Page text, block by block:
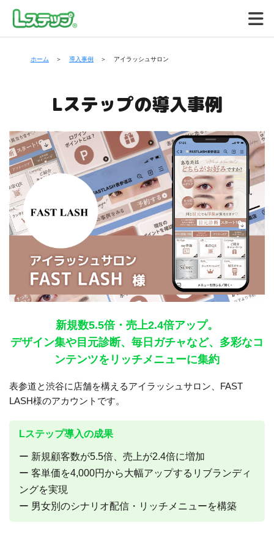
ホーム 導入事例 アイラッシュサロン
Lステップの導入事例
新規数5.5倍・売上2.4倍アップ。
デザイン集や目元診断、毎日ガチャなど、多彩なコ
ンテンツをリッチメニューに集約
表参道と渋谷に店舗を構えるアイラッシュサロン、FAST
LASH様のアカウントです。
Lステップ導入の成果
新規顧客数が5.5倍、売上が2.4倍に増加
客単価を4,000円から大幅アップするリブランディ
ングを実現
男女別のシナリオ配信・リッチメニューを構築